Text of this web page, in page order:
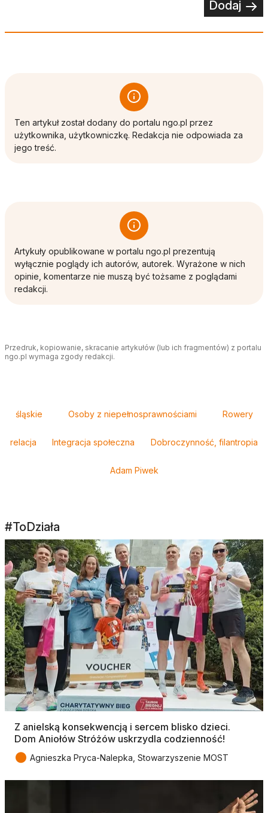
Dodaj
Ten artykuł został dodany do portalu ngo.pl przez
użytkownika, użytkowniczkę. Redakcja nie odpowiada za
jego treść.
Artykuły opublikowane w portalu ngo.pl prezentują
wyłącznie poglądy ich autorów, autorek. Wyrażone w nich
opinie, komentarze nie muszą być tożsame z poglądami
redakcji.
Przedruk, kopiowanie, skracanie artykułów (lub ich fragmentów) z portalu
ngo.pl wymaga zgody redakcji.
śląskie Osoby z niepełnosprawnościami Rowery
relacja Integracja społeczna Dobroczynność, filantropia
Adam Piwek
#ToDziała
Z anielską konsekwencją i sercem blisko dzieci.
Dom Aniołów Stróżów uskrzydla codzienność!
● Agnieszka Pryca-Nalepka, Stowarzyszenie MOST